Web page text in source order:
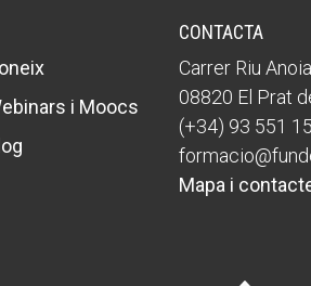
i Moocs
CONTACTA
Carrer Riu
08820 El Prat
(+34) 93 551
Mapa i